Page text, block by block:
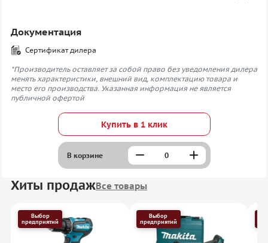
Документация
Сертификат дилера
*Производитель оставляет за собой право без уведомления дилера
менять характеристики, внешний вид, комплектацию товара и
место его производства. Указанная информация не является
публичной офертой
Купить в 1 клик
В корзине
Хиты продажВсе товары
Выбор
предприятий
Выбор
предприятий